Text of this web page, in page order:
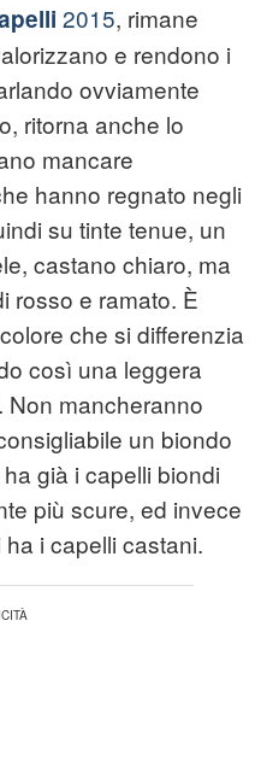
2015, rimane
e rendono i
ovviamente
ritorna anche lo
mancare
hanno regnato negli
su tinte tenue, un
castano chiaro, ma
rosso e ramato. È
che si differenzia
così una leggera
Non mancheranno
un biondo
già i capelli biondi
più scure, ed invece
i capelli castani.